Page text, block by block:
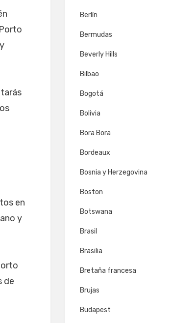
en
y
de
Berlín
Bermudas
Beverly Hills
Bilbao
Bogotá
Bolivia
Bora Bora
Bordeaux
Bosnia y Herzegovina
Boston
Botswana
Brasil
Brasilia
Bretaña francesa
Brujas
Budapest